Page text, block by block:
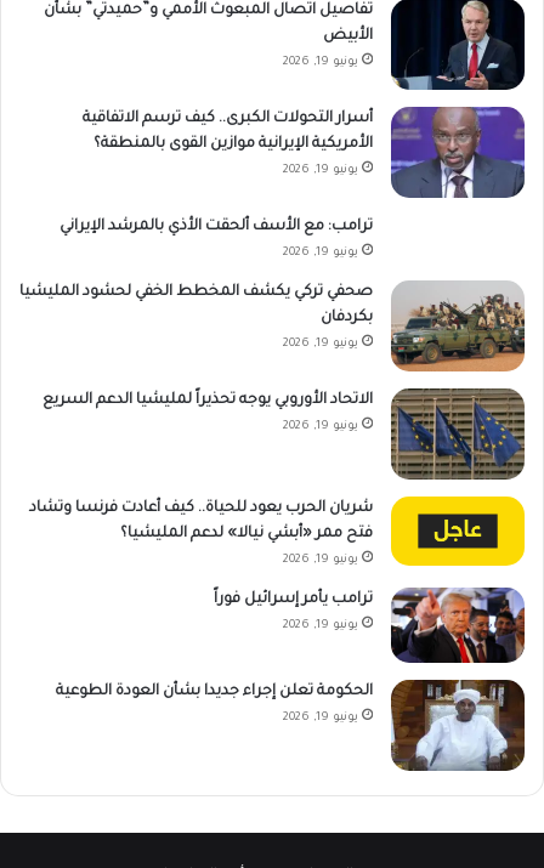
تفاصيل اتصال المبعوث الأممي و”حميدتي” بشأن
الأبيض
يونيو 19, 2026
أسرار التحولات الكبرى.. كيف ترسم الاتفاقية
الأمريكية الإيرانية موازين القوى بالمنطقة؟
يونيو 19, 2026
ترامب: مع الأسف ألحقت الأذي بالمرشد الإيراني
يونيو 19, 2026
صحفي تركي يكشف المخطط الخفي لحشود المليشيا
بكردفان
يونيو 19, 2026
الاتحاد الأوروبي يوجه تحذيراً لمليشيا الدعم السريع
يونيو 19, 2026
شريان الحرب يعود للحياة.. كيف أعادت فرنسا وتشاد
فتح ممر «أبشي نيالا» لدعم المليشيا؟
يونيو 19, 2026
ترامب يأمر إسرائيل فوراً
يونيو 19, 2026
الحكومة تعلن إجراء جديدا بشأن العودة الطوعية
يونيو 19, 2026